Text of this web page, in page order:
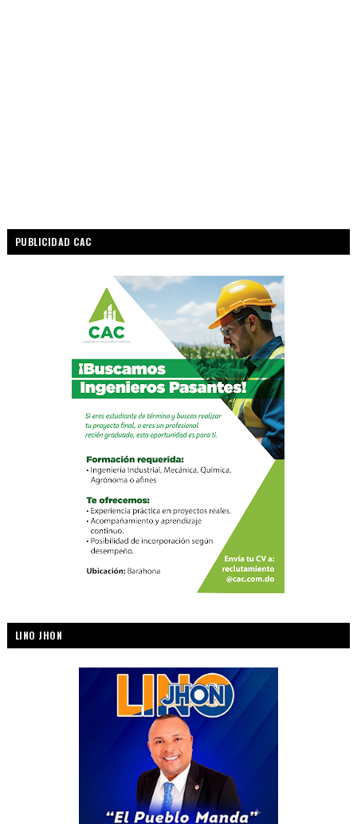
PUBLICIDAD CAC
LINO JHON